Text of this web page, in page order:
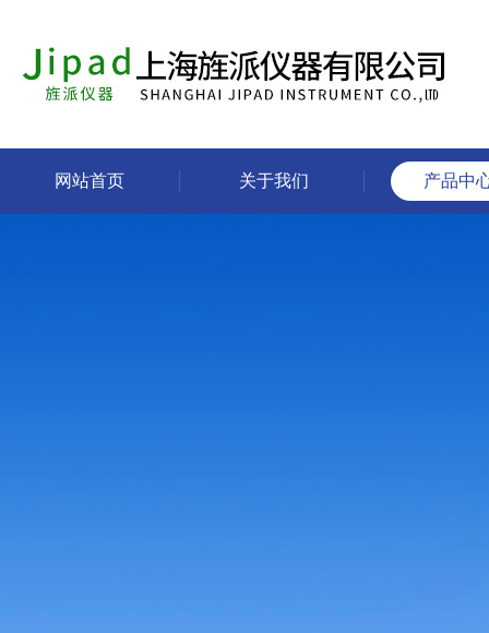
网站首页 关于我们 产品中